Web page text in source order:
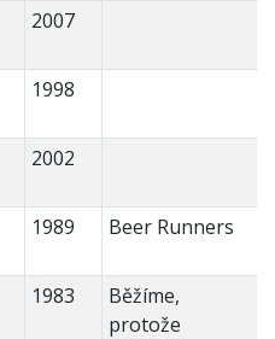
2007
1998
2002
1989 Beer Runners
1983
Běžíme,
protože